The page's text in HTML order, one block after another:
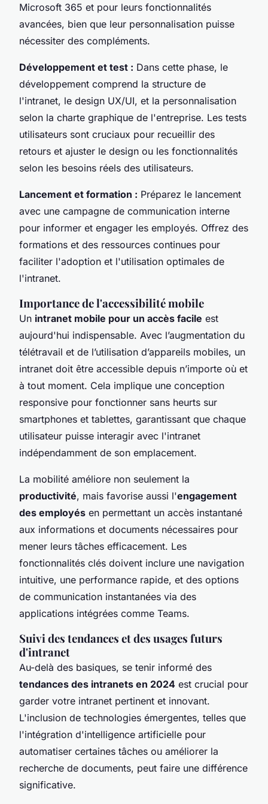
Microsoft 365 et pour leurs fonctionnalités
avancées, bien que leur personnalisation puisse
nécessiter des compléments.
Développement et test : Dans cette phase, le
développement comprend la structure de
l'intranet, le design UX/UI, et la personnalisation
selon la charte graphique de l'entreprise. Les tests
utilisateurs sont cruciaux pour recueillir des
retours et ajuster le design ou les fonctionnalités
selon les besoins réels des utilisateurs.
Lancement et formation : Préparez le lancement
avec une campagne de communication interne
pour informer et engager les employés. Offrez des
formations et des ressources continues pour
faciliter l'adoption et l'utilisation optimales de
l'intranet.
Importance de l'accessibilité mobile
Un intranet mobile pour un accès facile est
aujourd'hui indispensable. Avec l’augmentation du
télétravail et de l’utilisation d’appareils mobiles, un
intranet doit être accessible depuis n’importe où et
à tout moment. Cela implique une conception
responsive pour fonctionner sans heurts sur
smartphones et tablettes, garantissant que chaque
utilisateur puisse interagir avec l'intranet
indépendamment de son emplacement.
La mobilité améliore non seulement la
productivité, mais favorise aussi l'engagement
des employés en permettant un accès instantané
aux informations et documents nécessaires pour
mener leurs tâches efficacement. Les
fonctionnalités clés doivent inclure une navigation
intuitive, une performance rapide, et des options
de communication instantanées via des
applications intégrées comme Teams.
Suivi des tendances et des usages futurs
d'intranet
Au-delà des basiques, se tenir informé des
tendances des intranets en 2024 est crucial pour
garder votre intranet pertinent et innovant.
L'inclusion de technologies émergentes, telles que
l'intégration d'intelligence artificielle pour
automatiser certaines tâches ou améliorer la
recherche de documents, peut faire une différence
significative.